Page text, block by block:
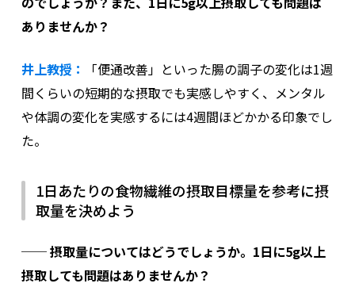
ありませんか？
井上教授：
「便通改善」といった腸の調子の変化は1週
間くらいの短期的な摂取でも実感しやすく、メンタル
や体調の変化を実感するには4週間ほどかかる印象でし
た。
1日あたりの食物繊維の摂取目標量を参考に摂
取量を決めよう
── 摂取量についてはどうでしょうか。1日に5g以上
摂取しても問題はありませんか？